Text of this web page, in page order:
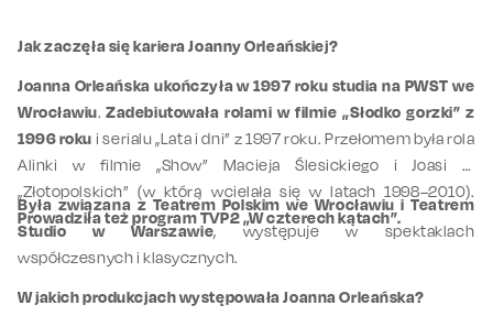
Jak zaczęła się kariera Joanny Orleańskiej?
Joanna Orleańska ukończyła w 1997 roku studia na PWST we
Wrocławiu.Zadebiutowała rolami w filmie „Słodko gorzki” z
1996 roku i serialu „Lata i dni” z 1997 roku. Przełomem była rola
Alinki w filmie „Show” Macieja Ślesickiego i Joasi w
„Złotopolskich” (w którą wcielała się w latach 1998–2010).
Prowadziła też program TVP2 „W czterech kątach”.
Była związana z Teatrem Polskim we Wrocławiu i Teatrem
Studio w Warszawie, występuje w spektaklach
współczesnych i klasycznych.
W jakich produkcjach występowała Joanna Orleańska?